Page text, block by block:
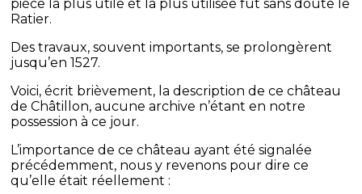
pièce la plus utile et la plus utilisée fut sans doute le
Ratier.
Des travaux, souvent importants, se prolongèrent
jusqu’en 1527.
Voici, écrit brièvement, la description de ce château
de Châtillon, aucune archive n’étant en notre
possession à ce jour.
L’importance de ce château ayant été signalée
précédemment, nous y revenons pour dire ce
qu’elle était réellement :